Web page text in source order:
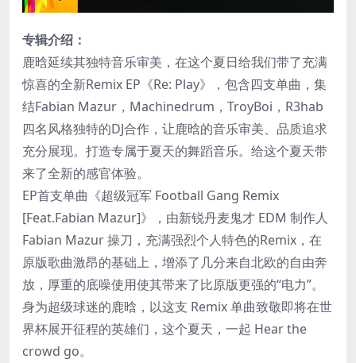
专辑介绍：
鹿晗延续其独特音乐审美，在这个夏日给我们带了充满
惊喜的全新Remix EP《Re: Play》，包含四支单曲，集
结Fabian Mazur，Machinedrum，TroyBoi，R3hab
四名风格独特的DJ合作，让鹿晗的音乐审美、品质追求
充分展现。打造专属于夏天的舞蹈音乐。给这个夏天带
来了全新的感官体验。
EP首支单曲《超级冠军 Football Gang Remix
[Feat.Fabian Mazur]》，由新锐丹麦鬼才 EDM 制作人
Fabian Mazur 操刀，充满强烈个人特色的Remix，在
原版歌曲激昂的基础上，增添了几分来自北欧的自由奔
放，厚重的底噪使用使其带来了比原版更强的“电力”。
身为超级球迷的鹿晗，以这支 Remix 单曲致敬即将在世
界杯展开征程的英雄们，这个夏天，一起 Hear the
crowd go。